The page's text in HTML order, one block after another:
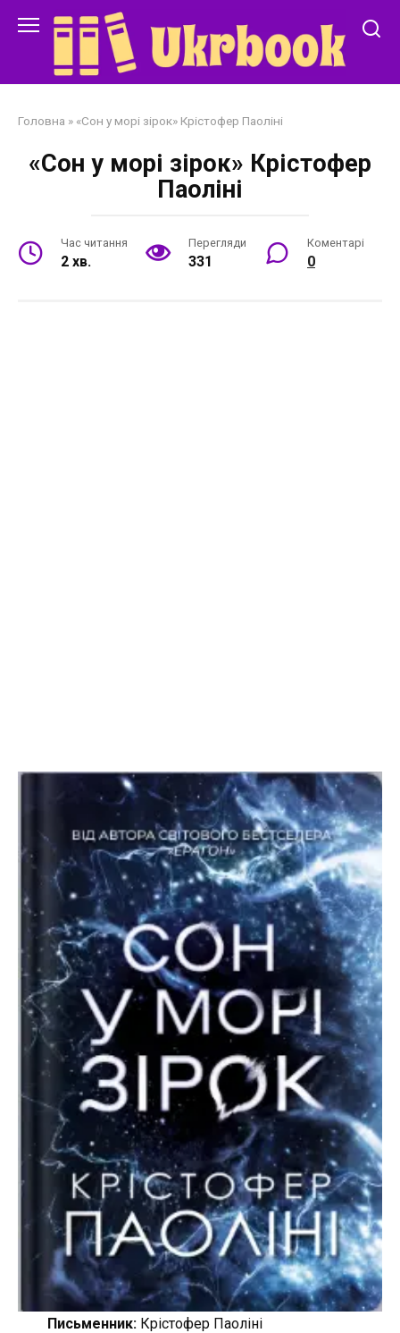
Головна » «Сон у морі зірок» Крістофер Паоліні
«Сон у морі зірок» Крістофер
Паоліні
Час читання
2 хв.
Перегляди
331
Коментарі
0
Письменник:Крістофер Паоліні